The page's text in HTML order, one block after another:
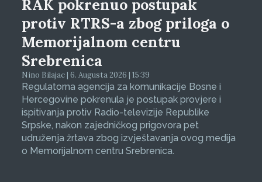
RAK pokrenuo postupak
protiv RTRS-a zbog priloga o
Memorijalnom centru
Srebrenica
Nino Bilajac | 6. Augusta 2026 | 15:39
Regulatorna agencija za komunikacije Bosne i
Hercegovine pokrenula je postupak provjere i
ispitivanja protiv Radio-televizije Republike
Srpske, nakon zajedničkog prigovora pet
udruženja žrtava zbog izvještavanja ovog medija
o Memorijalnom centru Srebrenica.